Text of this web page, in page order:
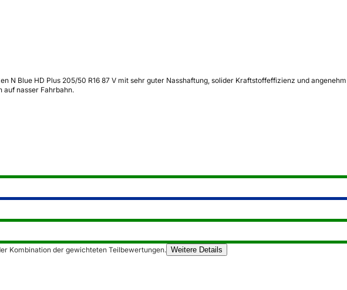
N Blue HD Plus 205/50 R16 87 V mit sehr guter Nasshaftung, solider Kraftstoffeffizienz und
auf nasser Fahrbahn.
Kombination der gewichteten Teilbewertungen. Weitere Details